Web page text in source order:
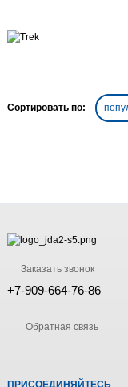
Сортировать по:
Заказать звонок
+7-909-664-76-86
Обратная связь
ПРИСОЕДИНЯЙТЕСЬ